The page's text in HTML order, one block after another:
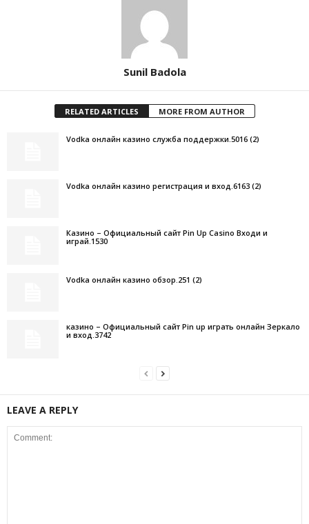
Sunil Badola
RELATED ARTICLES MORE FROM AUTHOR
Vodka онлайн казино служба поддержки.5016 (2)
Vodka онлайн казино регистрация и вход.6163 (2)
Казино – Официальный сайт Pin Up Casino Входи и
играй.1530
Vodka онлайн казино обзор.251 (2)
казино – Официальный сайт Pin up играть онлайн Зеркало
и вход.3742
LEAVE A REPLY